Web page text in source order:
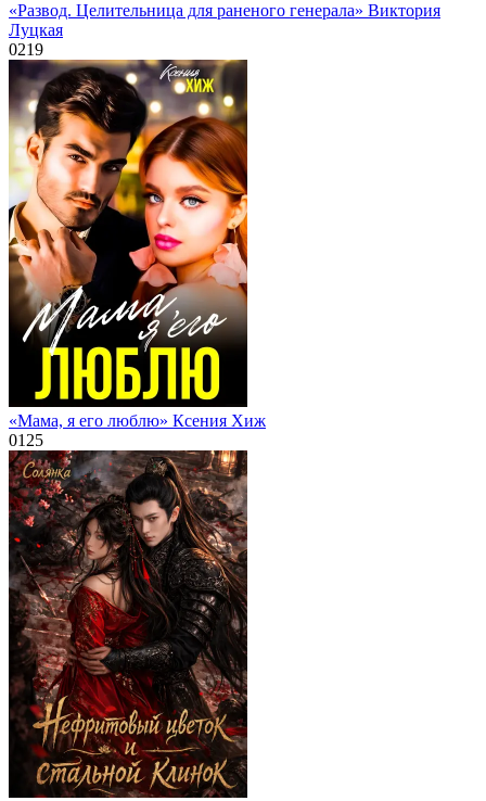
«Развод. Целительница для раненого генерала» Виктория
Луцкая
0219
«Мама, я его люблю» Ксения Хиж
0125